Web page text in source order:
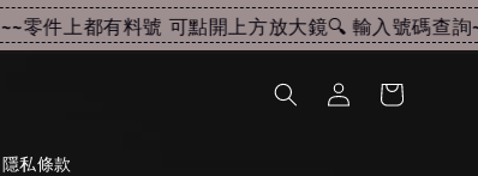
零件上都有料號 可點開上方放大鏡🔍 輸入號碼查詢~~
隱私條款